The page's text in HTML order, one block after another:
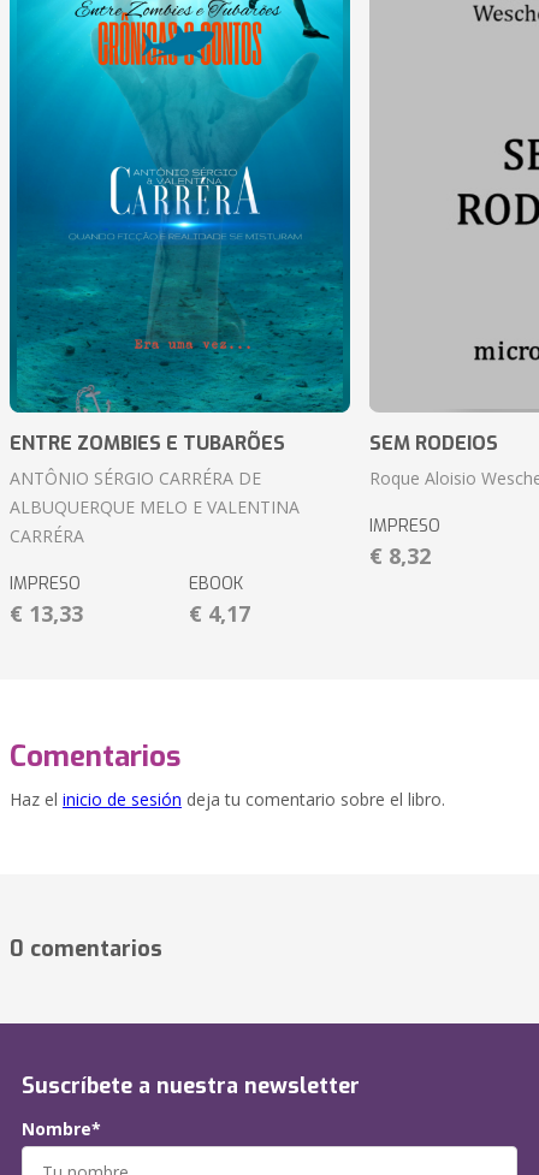
ENTRE ZOMBIES E TUBARÕES
ANTÔNIO SÉRGIO CARRÉRA DE
ALBUQUERQUE MELO E VALENTINA
CARRÉRA
IMPRESO
€ 13,33
EBOOK
€ 4,17
SEM RODEIOS
Roque Aloisio
IMPRESO
€ 8,32
Comentarios
Haz el inicio de sesión deja tu comentario sobre el libro.
0 comentarios
Suscríbete a nuestra newsletter
Nombre*